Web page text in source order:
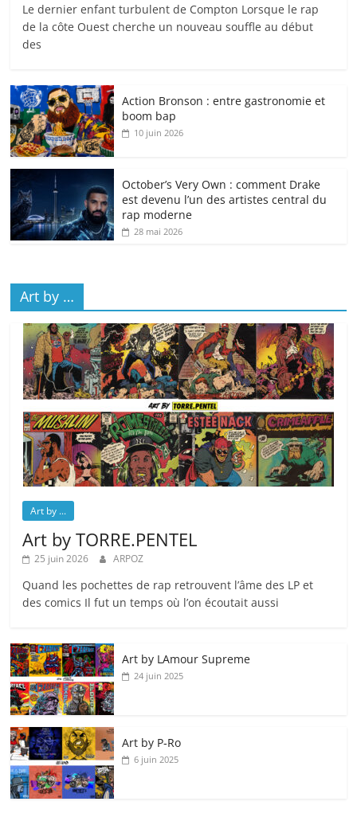
Le dernier enfant turbulent de Compton Lorsque le rap
de la côte Ouest cherche un nouveau souffle au début
des
Action Bronson : entre gastronomie et
boom bap
10 juin 2026
October’s Very Own : comment Drake
est devenu l’un des artistes central du
rap moderne
28 mai 2026
Art by …
Art by ...
Art by TORRE.PENTEL
25 juin 2026 ARPOZ
Quand les pochettes de rap retrouvent l’âme des LP et
des comics Il fut un temps où l’on écoutait aussi
Art by LAmour Supreme
24 juin 2025
Art by P‑Ro
6 juin 2025